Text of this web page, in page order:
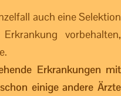
auch eine Selektion
vorbehalten,
Erkrankungen mit
einige andere Ärzte